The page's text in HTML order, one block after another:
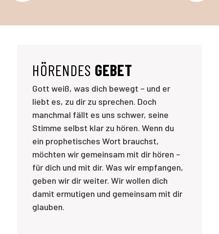
HÖRENDES GEBET
Gott weiß, was dich bewegt – und er
liebt es, zu dir zu sprechen. Doch
manchmal fällt es uns schwer, seine
Stimme selbst klar zu hören. Wenn du
ein prophetisches Wort brauchst,
möchten wir gemeinsam mit dir hören –
für dich und mit dir. Was wir empfangen,
geben wir dir weiter. Wir wollen dich
damit ermutigen und gemeinsam mit dir
glauben.